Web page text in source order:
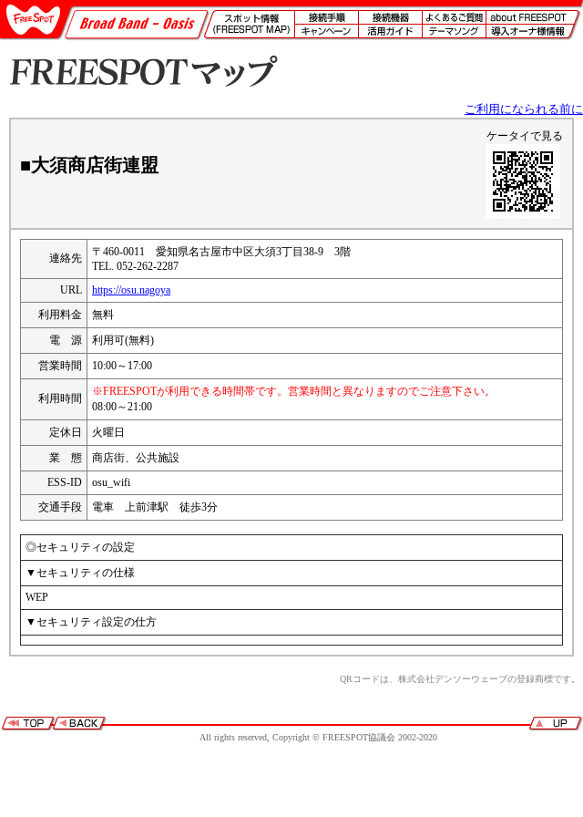
ご利用になられる前に
■大須商店街連盟
ケータイで見る
連絡先
〒460-0011 愛知県名古屋市中区大須3丁目38-9 3階
TEL. 052-262-2287
URL
https://osu.nagoya
利用料金
無料
電 源
利用可(無料)
営業時間
10:00～17:00
利用時間
※FREESPOTが利用できる時間帯です。営業時間と異なりますのでご注意下さい。
08:00～21:00
定休日
火曜日
業 態
商店街、公共施設
ESS-ID
osu_wifi
交通手段
電車 上前津駅 徒歩3分
◎セキュリティの設定
▼セキュリティの仕様
WEP
▼セキュリティ設定の仕方
QRコードは、株式会社デンソーウェーブの登録商標です。
All rights reserved, Copyright © FREESPOT協議会 2002-2020